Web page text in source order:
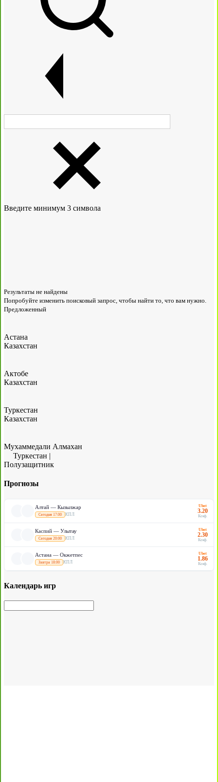
Введите минимум 3 символа
Результаты не найдены
Попробуйте изменить поисковый запрос, чтобы найти то, что вам нужно.
Предложенный
Астана
Казахстан
Актобе
Казахстан
Туркестан
Казахстан
Мухаммедали Алмахан
Туркестан |
Полузащитник
Прогнозы
Алтай — Кызылжар
Сегодня 17:00 КПЛ
Ubet
3.20
Коэф.
Каспий — Улытау
Сегодня 20:00 КПЛ
Ubet
2.30
Коэф.
Астана — Окжетпес
Завтра 18:00 КПЛ
Ubet
1.86
Коэф.
Календарь игр